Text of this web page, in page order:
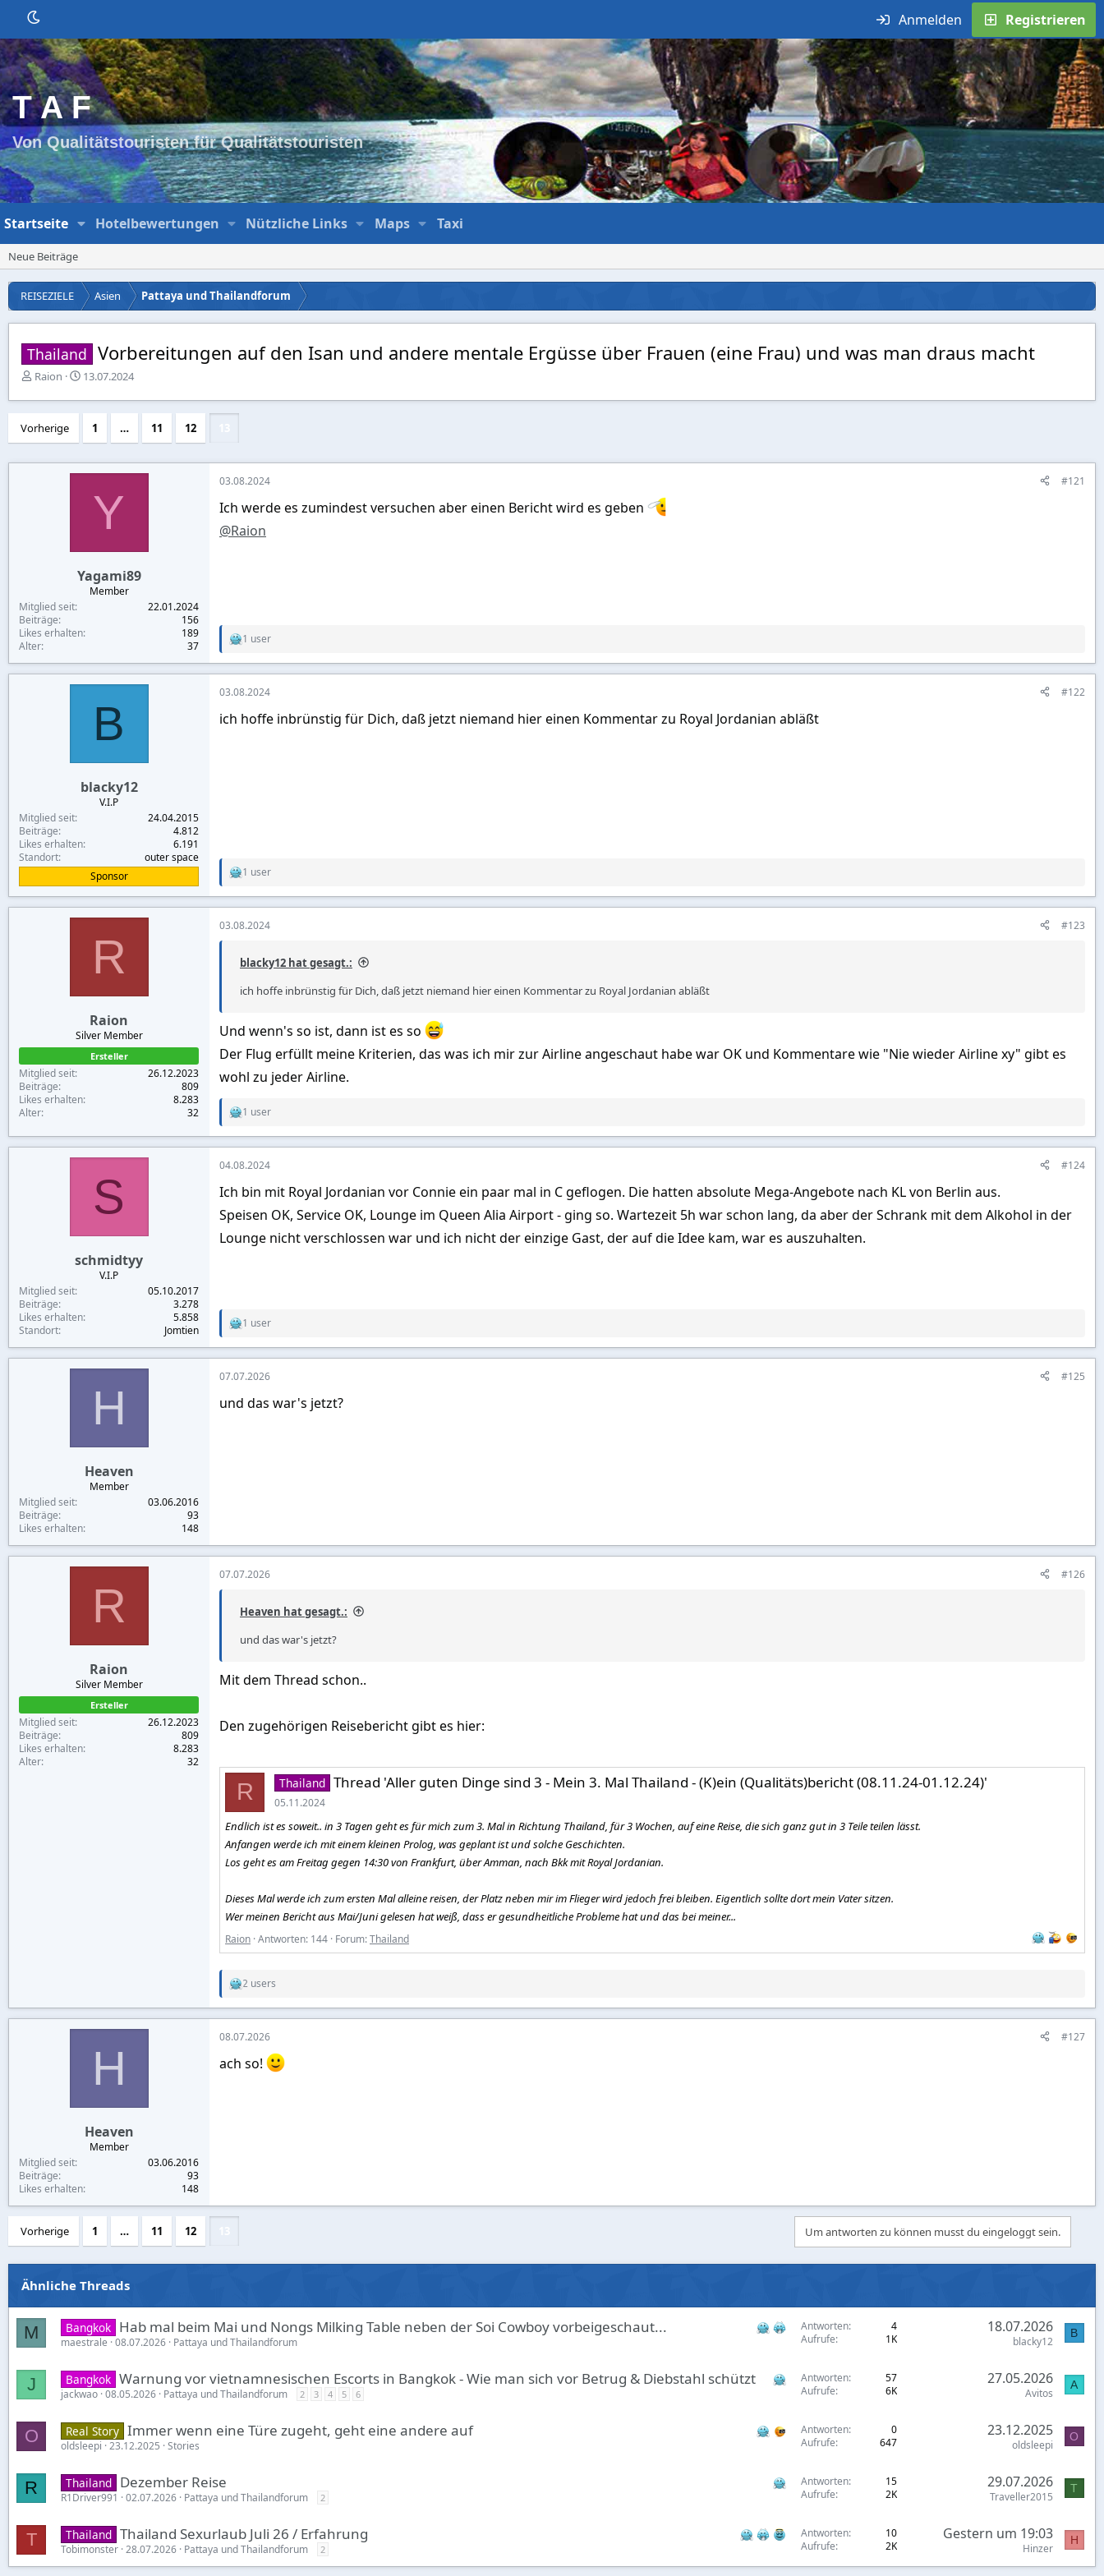
Anmelden Registrieren
T A F
Von Qualitätstouristen für Qualitätstouristen
Startseite Hotelbewertungen Nützliche Links Maps Taxi
Neue Beiträge
REISEZIELE Asien Pattaya und Thailandforum
Thailand Vorbereitungen auf den Isan und andere mentale Ergüsse über Frauen (eine Frau) und was man draus macht
E
s
e
l
Raion
E
s
l
13.07.2024
Vorherige 1 … 11 12
Y
Yagami89
Member
Mitglied seit
22.01.2024
Beiträge
156
Likes erhalten
189
Alter
37
03.08.2024 #121
Ich werde es zumindest versuchen aber einen Bericht wird es geben
@Raion
R
t
o
1 user
B
blacky12
V.I.P
Mitglied seit
24.04.2015
Beiträge
4.812
Likes erhalten
6.191
Standort
outer space
Sponsor
03.08.2024 #122
ich hoffe inbrünstig für Dich, daß jetzt niemand hier einen Kommentar zu Royal Jordanian abläßt
R
t
1 user
R
Raion
Silver Member
Ersteller
Mitglied seit
26.12.2023
Beiträge
809
Likes erhalten
8.283
Alter
32
03.08.2024 #123
blacky12 hat gesagt.:
ich hoffe inbrünstig für Dich, daß jetzt niemand hier einen Kommentar zu Royal Jordanian abläßt
Und wenn's so ist, dann ist es so
Der Flug erfüllt meine Kriterien, das was ich mir zur Airline angeschaut habe war OK und Kommentare wie "Nie wieder Airline xy" gibt es
wohl zu jeder Airline.
R
t
o
s
:
1 user
S
schmidtyy
V.I.P
Mitglied seit
05.10.2017
Beiträge
3.278
Likes erhalten
5.858
Standort
Jomtien
04.08.2024 #124
Ich bin mit Royal Jordanian vor Connie ein paar mal in C geflogen. Die hatten absolute Mega-Angebote nach KL von Berlin aus.
Speisen OK, Service OK, Lounge im Queen Alia Airport - ging so. Wartezeit 5h war schon lang, da aber der Schrank mit dem Alkohol in der
Lounge nicht verschlossen war und ich nicht der einzige Gast, der auf die Idee kam, war es auszuhalten.
R
t
o
1 user
H
Heaven
Member
Mitglied seit
03.06.2016
Beiträge
93
Likes erhalten
148
07.07.2026 #125
und das war's jetzt?
R
Raion
Silver Member
Ersteller
Mitglied seit
26.12.2023
Beiträge
809
Likes erhalten
8.283
Alter
32
07.07.2026 #126
Heaven hat gesagt.:
und das war's jetzt?
Mit dem Thread schon..
Den zugehörigen Reisebericht gibt es hier:
R Thailand Thread 'Aller guten Dinge sind 3 - Mein 3. Mal Thailand - (K)ein (Qualitäts)bericht (08.11.24-01.12.24)'
05.11.2024
Endlich ist es soweit.. in 3 Tagen geht es für mich zum 3. Mal in Richtung Thailand, für 3 Wochen, auf eine Reise, die sich ganz gut in 3 Teile teilen lässt.
Anfangen werde ich mit einem kleinen Prolog, was geplant ist und solche Geschichten.
Los geht es am Freitag gegen 14:30 von Frankfurt, über Amman, nach Bkk mit Royal Jordanian.
Dieses Mal werde ich zum ersten Mal alleine reisen, der Platz neben mir im Flieger wird jedoch frei bleiben. Eigentlich sollte dort mein Vater sitzen.
Wer meinen Bericht aus Mai/Juni gelesen hat weiß, dass er gesundheitliche Probleme hat und das bei meiner...
Raion Antworten: 144 Forum:Thailand
R
t
o
2 users
H
Heaven
Member
Mitglied seit
03.06.2016
Beiträge
93
Likes erhalten
148
08.07.2026 #127
ach so!
Vorherige 1 … 11 12 Um antworten zu können musst du eingeloggt sein.
Ähnliche Threads
M Bangkok Hab mal beim Mai und Nongs Milking Table neben der Soi Cowboy vorbeigeschaut...
maestrale 08.07.2026 Pattaya und Thailandforum
Antworten
4
Aufrufe
1K
18.07.2026
blacky12
B
J Bangkok Warnung vor vietnamnesischen Escorts in Bangkok - Wie man sich vor Betrug & Diebstahl schützt
jackwao 08.05.2026 Pattaya und Thailandforum 2 3 4 5 6
Antworten
57
Aufrufe
6K
27.05.2026
Avitos
A
O Real Story Immer wenn eine Türe zugeht, geht eine andere auf
oldsleepi 23.12.2025 Stories
Antworten
0
Aufrufe
647
23.12.2025
oldsleepi
O
R Thailand Dezember Reise
R1Driver991 02.07.2026 Pattaya und Thailandforum 2
Antworten
15
Aufrufe
2K
29.07.2026
Traveller2015
T
T Thailand Thailand Sexurlaub Juli 26 / Erfahrung
Tobimonster 28.07.2026 Pattaya und Thailandforum 2
Antworten
10
Aufrufe
2K
Gestern um 19:03
Hinzer
H